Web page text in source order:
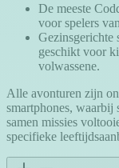
De meeste
voor spelers
Gezinsgerichte
geschikt voor
volwassene.
Alle avonturen zijn
smartphones, waarbij
samen missies
specifieke